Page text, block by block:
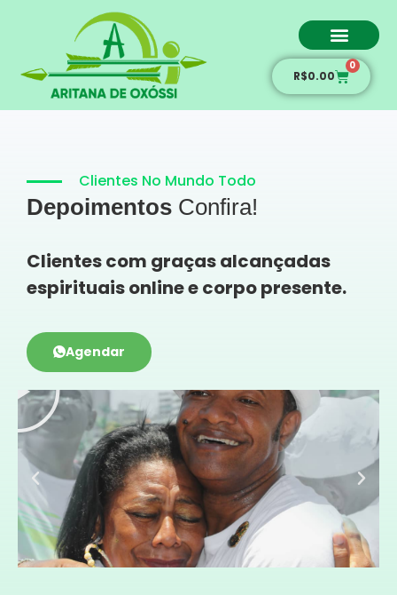
R$0.00
0
Clientes No Mundo Todo
Depoimentos Confira!
Clientes com graças alcançadas
espirituais online e corpo presente.
Agendar